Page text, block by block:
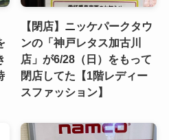
【閉店】ニッケパークタウ
ンの「神戸レタス加古川
店」が6/28（日）をもって
閉店してた【1階レディー
スファッション】